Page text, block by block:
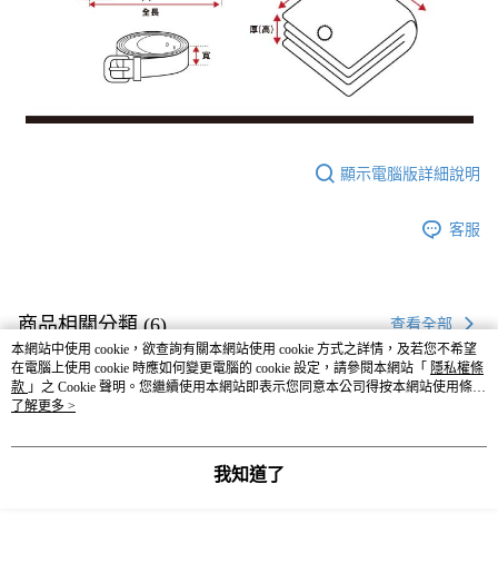
顯示電腦版詳細說明
客服
商品相關分類 (6) 查看全部
HARE ☀️ 2026・夏裝新登場 🌴
🈹 夏季 SUMMER SALE ↘️
本分類熱銷全站排行
本網站中使用 cookie，欲查詢有關本網站使用 cookie 方式之詳情，及若您不希望
在電腦上使用 cookie 時應如何變更電腦的 cookie 設定，請參閱本網站「 隱私權條
款 」之 Cookie 聲明。您繼續使用本網站即表示您同意本公司得按本網站使用條款
之 Cookie 聲明使用 cookie。
了解更多 >
我知道了